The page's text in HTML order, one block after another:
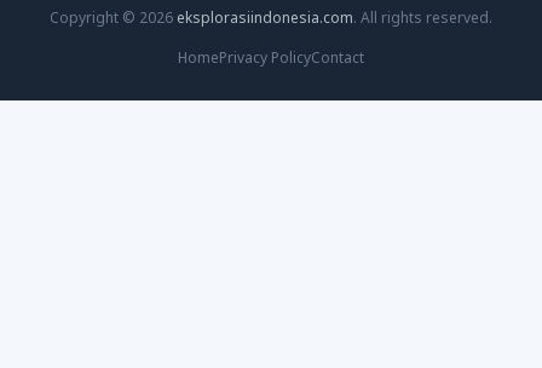
Copyright © 2026 eksplorasiindonesia.com. All rights reserved.
HomePrivacy PolicyContact